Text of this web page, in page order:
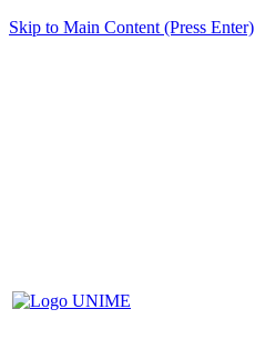
Skip to Main Content (Press Enter)